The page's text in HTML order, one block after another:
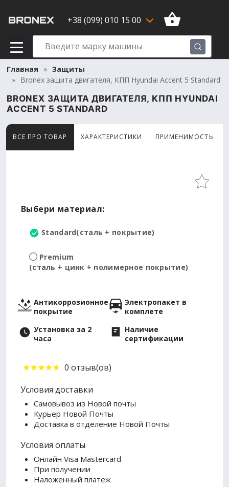
+38 (099) 010 15 00
Главная
Защиты
Bronex защита двигателя, КПП Hyundai Accent 5 Standard
BRONEX ЗАЩИТА ДВИГАТЕЛЯ, КПП HYUNDAI
ACCENT 5 STANDARD
ВСЕ ПРО ТОВАР ХАРАКТЕРИСТИКИ ПРИМЕНИМОСТЬ
Товар просматривают сейчас 5 человек
Выбери материал:
Standard(сталь + покрытие)
Premium
(сталь + цинк + полимерное покрытие)
Антикоррозионное
покрытие
Электропакет в
комплете
Установка за 2
часа
Наличие
сертификации
0 отзыв(ов)
Условия доставки
Самовывоз из Новой почты
Курьер Новой Почты
Доставка в отделение Новой Почты
Условия оплаты
Онлайн Visa Mastercard
При получении
Наложенный платеж